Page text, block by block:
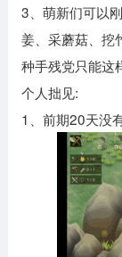
3、萌新们可以
姜、采蘑菇、挖
种手残党只能这
个人拙见:
1、前期20天没